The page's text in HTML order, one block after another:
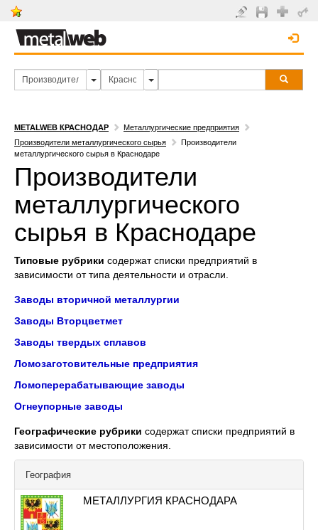
METALWEB КРАСНОДАР
Металлургические предприятия
Производители металлургического сырья
Производители
металлургического сырья в Краснодаре
Производители
металлургического
сырья в Краснодаре
Типовые рубрики содержат списки предприятий в
зависимости от типа деятельности и отрасли.
Заводы вторичной металлургии
Заводы Вторцветмет
Заводы твердых сплавов
Ломозаготовительные предприятия
Ломоперерабатывающие заводы
Огнеупорные заводы
Географические рубрики содержат списки предприятий в
зависимости от местоположения.
География
МЕТАЛЛУРГИЯ КРАСНОДАРА